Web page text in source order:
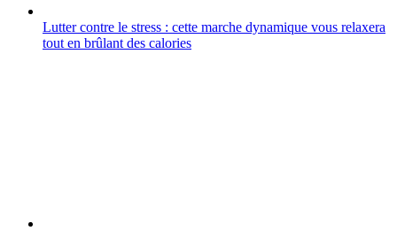
Lutter contre le stress : cette marche dynamique vous relaxera
tout en brûlant des calories